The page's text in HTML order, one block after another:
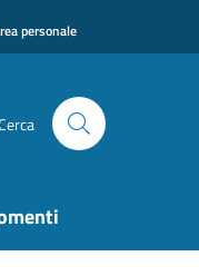
personale